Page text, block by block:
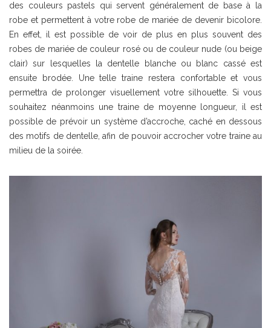
des couleurs pastels qui servent généralement de base à la
robe et permettent à votre robe de mariée de devenir bicolore.
En effet, il est possible de voir de plus en plus souvent des
robes de mariée de couleur rosé ou de couleur nude (ou beige
clair) sur lesquelles la dentelle blanche ou blanc cassé est
ensuite brodée. Une telle traine restera confortable et vous
permettra de prolonger visuellement votre silhouette. Si vous
souhaitez néanmoins une traine de moyenne longueur, il est
possible de prévoir un système d’accroche, caché en dessous
des motifs de dentelle, afin de pouvoir accrocher votre traine au
milieu de la soirée.